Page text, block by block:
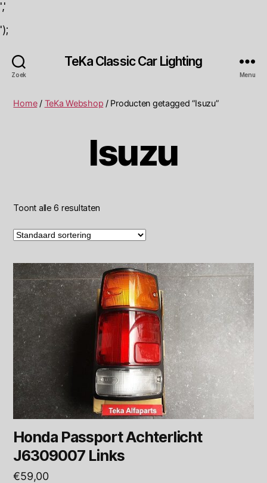
','
');
Zoek
TeKa Classic Car Lighting
Menu
Home/ TeKa Webshop / Producten getagged “Isuzu”
Isuzu
Toont alle 6 resultaten
Honda Passport Achterlicht
J6309007 Links
€59,00